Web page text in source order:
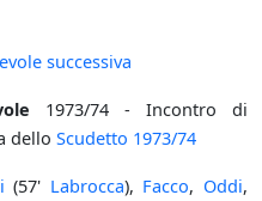
successiva
1973/74 - Incontro di
dello Scudetto 1973/74
(57' Labrocca), Facco, Oddi,